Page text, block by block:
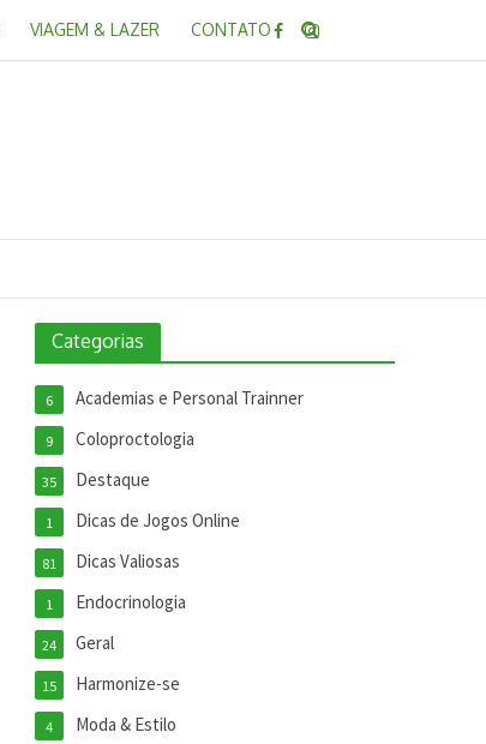
VIAGEM & LAZER CONTATO
Categorias
Academias e Personal Trainner
6
Coloproctologia
9
Destaque
35
Dicas de Jogos Online
1
Dicas Valiosas
81
Endocrinologia
1
Geral
24
Harmonize-se
15
Moda & Estilo
4